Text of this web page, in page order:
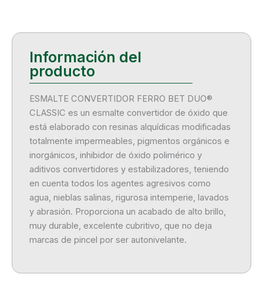
ESMALTE CONVERTIDOR FERRO BET DUO®
CLASSIC es un esmalte convertidor de óxido que
está elaborado con resinas alquídicas modificadas
totalmente impermeables, pigmentos orgánicos e
inorgánicos, inhibidor de óxido polimérico y
aditivos convertidores y estabilizadores, teniendo
en cuenta todos los agentes agresivos como
agua, nieblas salinas, rigurosa intemperie, lavados
y abrasión. Proporciona un acabado de alto brillo,
muy durable, excelente cubritivo, que no deja
marcas de pincel por ser autonivelante.